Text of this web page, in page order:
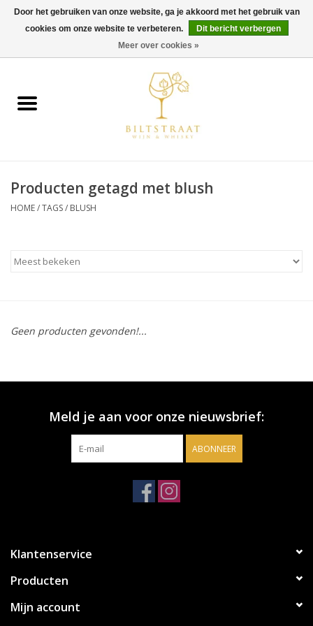
0 Artikelen - €0,00
Wijn
Gin & Tonic
Gedestilleerd
Accessoires
Relatiegeschenken
Producten getagd met blush
HOME/TAGS/ BLUSH
Geen producten gevonden!...
Meld je aan voor onze nieuwsbrief:
ABONNEER
Klantenservice
Producten
Mijn account
Door het gebruiken van onze website, ga je akkoord met het gebruik van
cookies om onze website te verbeteren.
Dit bericht verbergen
Meer over cookies »